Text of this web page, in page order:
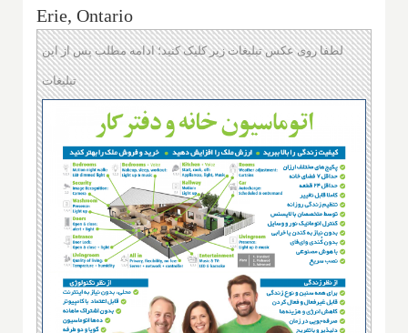
Erie, Ontario
لطفا روی عکس تبلیغات زیر کلیک کنید؛ ادامه مطلب پس از این
تبلیغات